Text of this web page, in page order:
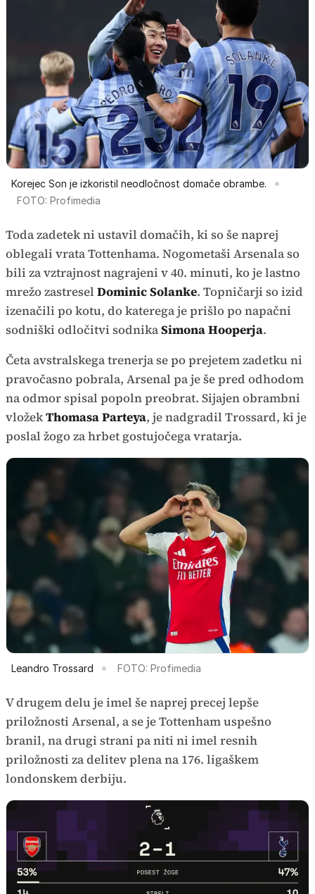
Korejec Son je izkoristil neodločnost domače obrambe.
FOTO: Profimedia
Toda zadetek ni ustavil domačih, ki so še naprej
oblegali vrata Tottenhama. Nogometaši Arsenala so
bili za vztrajnost nagrajeni v 40. minuti, ko je lastno
mrežo zastresel Dominic Solanke. Topničarji so izid
izenačili po kotu, do katerega je prišlo po napačni
sodniški odločitvi sodnikaSimona Hooperja.
Četa avstralskega trenerja se po prejetem zadetku ni
pravočasno pobrala, Arsenal pa je še pred odhodom
na odmor spisal popoln preobrat. Sijajen obrambni
vložekThomasa Parteya, je nadgradil Trossard, ki je
poslal žogo za hrbet gostujočega vratarja.
Leandro Trossard FOTO: Profimedia
V drugem delu je imel še naprej precej lepše
priložnosti Arsenal, a se je Tottenham uspešno
branil, na drugi strani pa niti ni imel resnih
priložnosti za delitev plena na 176. ligaškem
londonskem derbiju.